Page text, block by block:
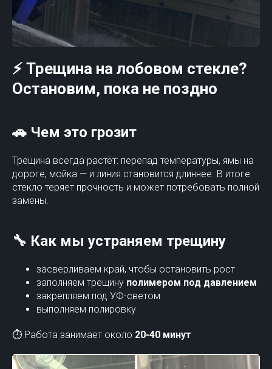
⚡ Трещина на лобовом стекле?
Остановим, пока не поздно
🚗 Чем это грозит
Трещина всегда растёт: перепад температуры, ямы на
дороге, мойка — и линия становится длиннее. В итоге
стекло теряет прочность и может потребовать полной
замены.
🔧 Как мы устраняем трещину
засверливаем край, чтобы остановить рост
заполняем трещину полимером под давлением
закрепляем под УФ-светом
выполняем полировку
⏱ Работа занимает около 20-40 минут